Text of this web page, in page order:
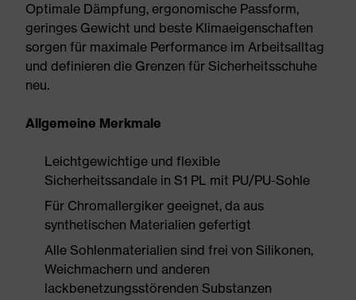
Optimale Dämpfung, ergonomische Passform,
geringes Gewicht und beste Klimaeigenschaften
sorgen für maximale Performance im Arbeitsalltag
und definieren die Grenzen für Sicherheitsschuhe
neu.
Allgemeine Merkmale
Leichtgewichtige und flexible
Sicherheitssandale in S1 PL mit PU/PU-Sohle
Für Chromallergiker geeignet, da aus
synthetischen Materialien gefertigt
Alle Sohlenmaterialien sind frei von Silikonen,
Weichmachern und anderen
lackbenetzungsstörenden Substanzen